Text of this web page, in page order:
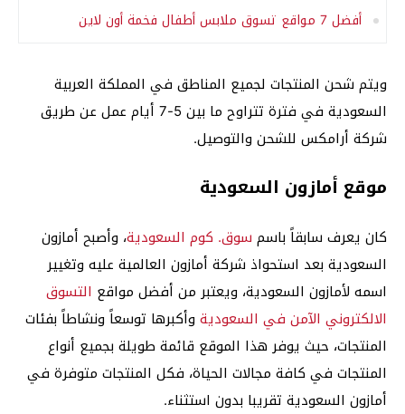
أفضل 7 مواقع تسوق ملابس أطفال فخمة أون لاين
ويتم شحن المنتجات لجميع المناطق في المملكة العربية
السعودية في فترة تتراوح ما بين 5-7 أيام عمل عن طريق
شركة أرامكس للشحن والتوصيل.
موقع أمازون السعودية
كان يعرف سابقاً باسم سوق. كوم السعودية، وأصبح أمازون
السعودية بعد استحواذ شركة أمازون العالمية عليه وتغيير
اسمه لأمازون السعودية، ويعتبر من أفضل مواقع التسوق
الالكتروني الآمن في السعودية وأكبرها توسعاً ونشاطاً بفئات
المنتجات، حيث يوفر هذا الموقع قائمة طويلة بجميع أنواع
المنتجات في كافة مجالات الحياة، فكل المنتجات متوفرة في
أمازون السعودية تقريبا بدون استثناء.